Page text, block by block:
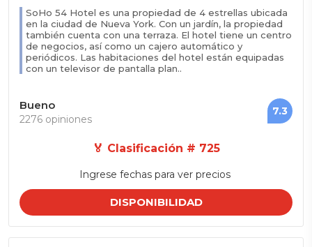
SoHo 54 Hotel es una propiedad de 4 estrellas ubicada
en la ciudad de Nueva York. Con un jardín, la propiedad
también cuenta con una terraza. El hotel tiene un centro
de negocios, así como un cajero automático y
periódicos. Las habitaciones del hotel están equipadas
con un televisor de pantalla plan..
Bueno
2276 opiniones
7.3
🏅 Clasificación # 725
Ingrese fechas para ver precios
DISPONIBILIDAD